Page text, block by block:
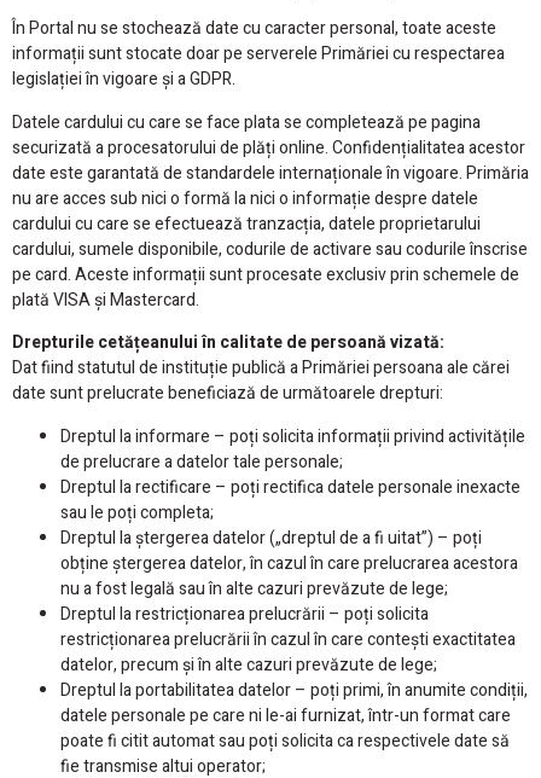
În Portal nu se stochează date cu caracter personal, toate aceste
informații sunt stocate doar pe serverele Primăriei cu respectarea
legislației în vigoare și a GDPR.
Datele cardului cu care se face plata se completează pe pagina
securizată a procesatorului de plăți online. Confidențialitatea acestor
date este garantată de standardele internaționale în vigoare. Primăria
nu are acces sub nici o formă la nici o informație despre datele
cardului cu care se efectuează tranzacția, datele proprietarului
cardului, sumele disponibile, codurile de activare sau codurile înscrise
pe card. Aceste informații sunt procesate exclusiv prin schemele de
plată VISA și Mastercard.
Drepturile cetățeanului în calitate de persoană vizată:
Dat fiind statutul de instituție publică a Primăriei persoana ale cărei
date sunt prelucrate beneficiază de următoarele drepturi:
Dreptul la informare – poți solicita informații privind activitățile
de prelucrare a datelor tale personale;
Dreptul la rectificare – poți rectifica datele personale inexacte
sau le poți completa;
Dreptul la ștergerea datelor („dreptul de a fi uitat”) – poți
obține ștergerea datelor, în cazul în care prelucrarea acestora
nu a fost legală sau în alte cazuri prevăzute de lege;
Dreptul la restricționarea prelucrării – poți solicita
restricționarea prelucrării în cazul în care contești exactitatea
datelor, precum și în alte cazuri prevăzute de lege;
Dreptul la portabilitatea datelor – poți primi, în anumite condiții,
datele personale pe care ni le-ai furnizat, într-un format care
poate fi citit automat sau poți solicita ca respectivele date să
fie transmise altui operator;